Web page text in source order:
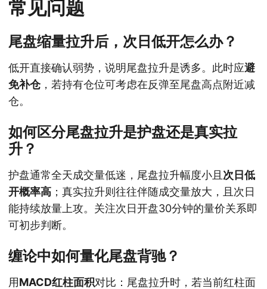
常见问题
尾盘缩量拉升后，次日低开怎么办？
低开直接确认弱势，说明尾盘拉升是诱多。此时应避
免补仓，若持有仓位可考虑在反弹至尾盘高点附近减
仓。
如何区分尾盘拉升是护盘还是真实拉
升？
护盘通常全天成交量低迷，尾盘拉升幅度小且 次日低
开概率高 ；真实拉升则往往伴随成交量放大，且次日
能持续放量上攻。关注次日开盘30分钟的量价关系即
可初步判断。
缠论中如何量化尾盘背驰？
用MACD红柱面积对比：尾盘拉升时，若当前红柱面